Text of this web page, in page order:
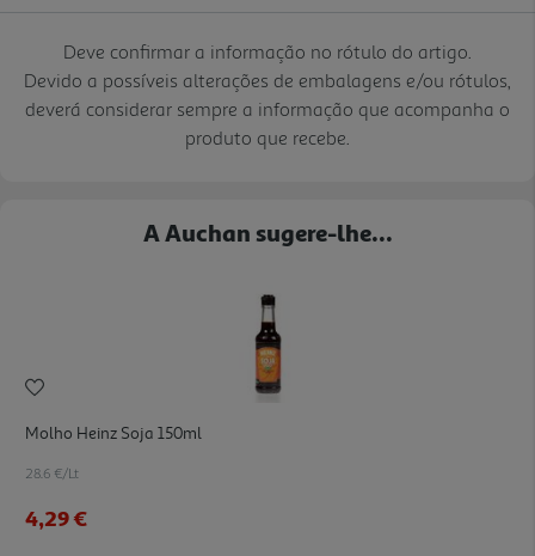
Deve confirmar a informação no rótulo do artigo.
Devido a possíveis alterações de embalagens e/ou rótulos,
deverá considerar sempre a informação que acompanha o
produto que recebe.
A Auchan sugere-lhe...
Molho Heinz Soja 150ml
28.6 €/Lt
4,29 €